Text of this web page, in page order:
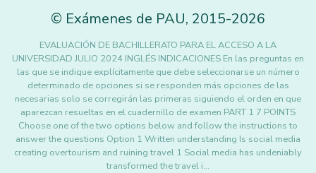
© Exámenes de PAU, 2015-2026
EVALUACIÓN DE BACHILLERATO PARA EL ACCESO A LA
UNIVERSIDAD JULIO 2024 INGLÉS INDICACIONES En las preguntas en
las que se indique explícitamente que debe seleccionarse un número
determinado de opciones si se responden más opciones de las
necesarias solo se corregirán las primeras siguiendo el orden en que
aparezcan resueltas en el cuadernillo de examen PART 1 7 POINTS
Choose one of the two options below and follow the instructions to
answer the questions Option 1 Written understanding Is social media
creating overtourism and ruining travel 1 Social media has undeniably
transformed the travel i…